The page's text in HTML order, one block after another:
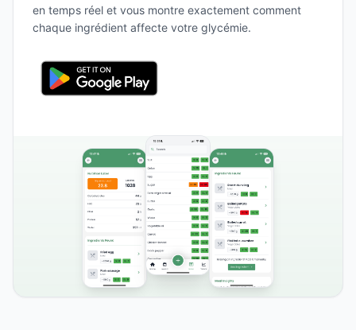
en temps réel et vous montre exactement comment
chaque ingrédient affecte votre glycémie.